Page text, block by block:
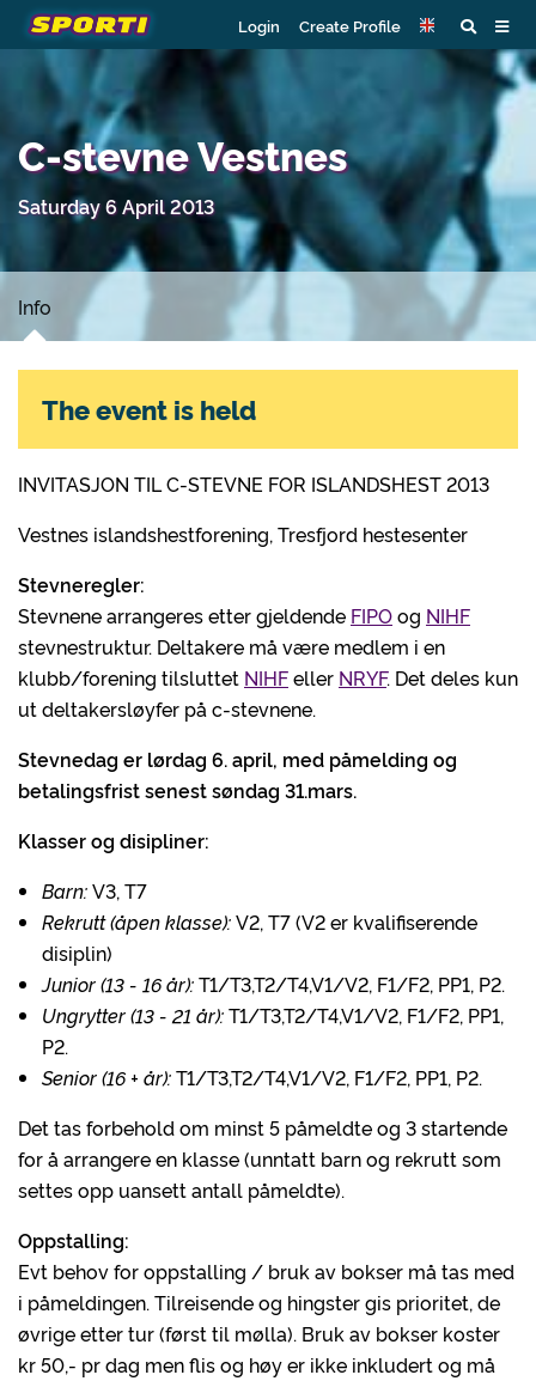
Login Create Profile
C-stevne Vestnes
Saturday 6 April 2013
Info
INVITASJON TIL C-STEVNE FOR ISLANDSHEST 2013
Vestnes islandshestforening, Tresfjord hestesenter
Stevneregler:
Stevnene arrangeres etter gjeldende FIPOog NIHF
stevnestruktur. Deltakere må være medlem i en
klubb/forening tilsluttet NIHFeller NRYF. Det deles kun
ut deltakersløyfer på c-stevnene.
Stevnedag er lørdag 6. april, med påmelding og
betalingsfrist senest søndag 31.mars.
Klasser og disipliner:
Barn:V3, T7
Rekrutt (åpen klasse):V2, T7 (V2 er kvalifiserende
disiplin)
Junior (13 - 16 år):T1/T3,T2/T4,V1/V2, F1/F2, PP1, P2.
Ungrytter (13 - 21 år):T1/T3,T2/T4,V1/V2, F1/F2, PP1,
P2.
Senior (16 + år):T1/T3,T2/T4,V1/V2, F1/F2, PP1, P2.
Det tas forbehold om minst 5 påmeldte og 3 startende
for å arrangere en klasse (unntatt barn og rekrutt som
settes opp uansett antall påmeldte).
Oppstalling:
Evt behov for oppstalling / bruk av bokser må tas med
i påmeldingen. Tilreisende og hingster gis prioritet, de
øvrige etter tur (først til mølla). Bruk av bokser koster
kr 50,- pr dag men flis og høy er ikke inkludert og må
The event is held